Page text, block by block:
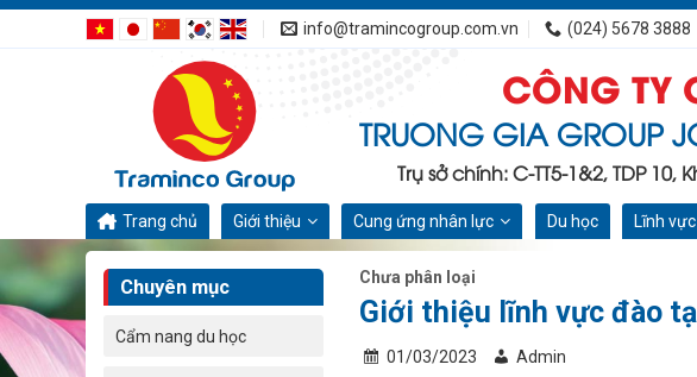
Bỏ
qua
info@tramincogroup.com.vn (024) 5678 3888
CÔNG TY
TRUONG GIA GROUP
Trụ sở chính: C-TT5-1&2, TDP
Trang chủ Giới thiệu Cung ứng nhân lực Du học Lĩnh
Chuyên mục
Cẩm nang du học
Chưa phân loại
Giới thiệu lĩnh vực đào
01/03/2023 Admin